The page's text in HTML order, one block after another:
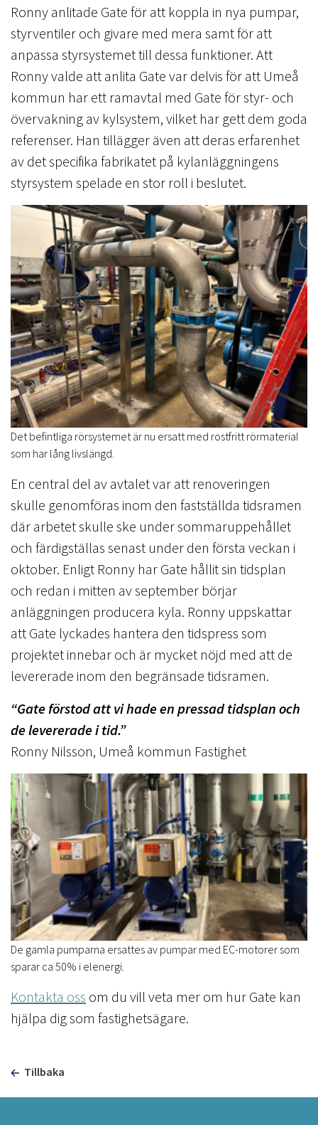
Ronny anlitade Gate för att koppla in nya pumpar,
styrventiler och givare med mera samt för att
anpassa styrsystemet till dessa funktioner. Att
Ronny valde att anlita Gate var delvis för att Umeå
kommun har ett ramavtal med Gate för styr- och
övervakning av kylsystem, vilket har gett dem goda
referenser. Han tillägger även att deras erfarenhet
av det specifika fabrikatet på kylanläggningens
styrsystem spelade en stor roll i beslutet.
Det befintliga rörsystemet är nu ersatt med rostfritt rörmaterial
som har lång livslängd.
En central del av avtalet var att renoveringen
skulle genomföras inom den fastställda tidsramen
där arbetet skulle ske under sommaruppehållet
och färdigställas senast under den första veckan i
oktober. Enligt Ronny har Gate hållit sin tidsplan
och redan i mitten av september börjar
anläggningen producera kyla. Ronny uppskattar
att Gate lyckades hantera den tidspress som
projektet innebar och är mycket nöjd med att de
levererade inom den begränsade tidsramen.
“Gate förstod att vi hade en pressad tidsplan och
de levererade i tid.”
Ronny Nilsson, Umeå kommun Fastighet
De gamla pumparna ersattes av pumpar med EC-motorer som
sparar ca 50% i elenergi.
Kontakta oss om du vill veta mer om hur Gate kan
hjälpa dig som fastighetsägare.
Tillbaka